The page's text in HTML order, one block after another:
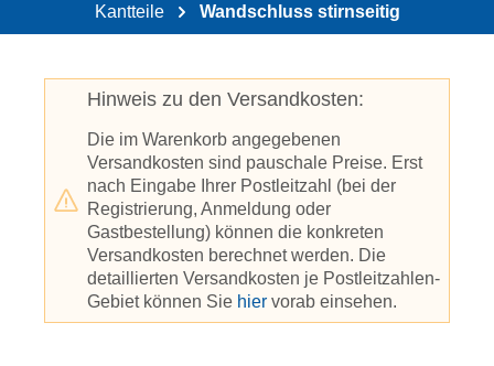
Kantteile Wandschluss stirnseitig
Hinweis zu den Versandkosten:
Die im Warenkorb angegebenen
Versandkosten sind pauschale Preise. Erst
nach Eingabe Ihrer Postleitzahl (bei der
Registrierung, Anmeldung oder
Gastbestellung) können die konkreten
Versandkosten berechnet werden. Die
detaillierten Versandkosten je Postleitzahlen-
Gebiet können Sie hier vorab einsehen.